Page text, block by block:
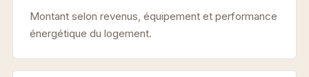
Montant selon revenus, équipement et performance
énergétique du logement.